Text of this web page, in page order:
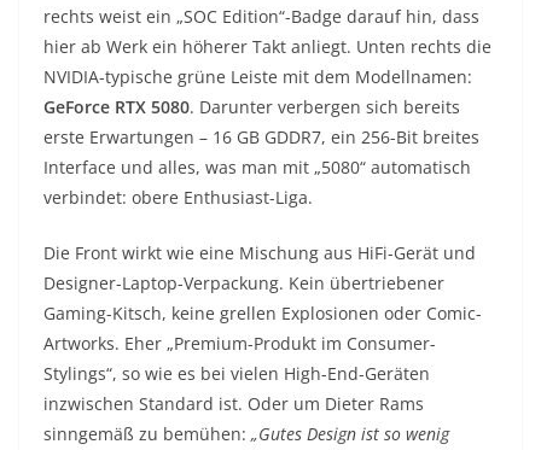
rechts weist ein „SOC Edition“-Badge darauf hin, dass
hier ab Werk ein höherer Takt anliegt. Unten rechts die
NVIDIA-typische grüne Leiste mit dem Modellnamen:
GeForce RTX 5080. Darunter verbergen sich bereits
erste Erwartungen – 16 GB GDDR7, ein 256-Bit breites
Interface und alles, was man mit „5080“ automatisch
verbindet: obere Enthusiast-Liga.
Die Front wirkt wie eine Mischung aus HiFi-Gerät und
Designer-Laptop-Verpackung. Kein übertriebener
Gaming-Kitsch, keine grellen Explosionen oder Comic-
Artworks. Eher „Premium-Produkt im Consumer-
Stylings“, so wie es bei vielen High-End-Geräten
inzwischen Standard ist. Oder um Dieter Rams
sinngemäß zu bemühen: „Gutes Design ist so wenig